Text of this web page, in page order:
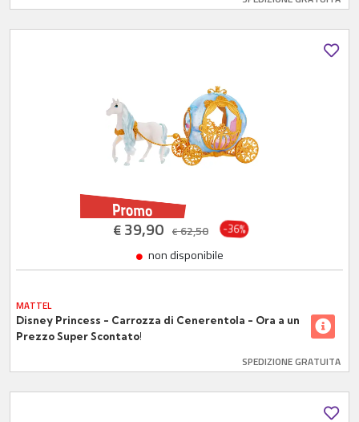
€39,90 €62,50 -36%
non disponibile
MATTEL
Disney Princess - Carrozza di Cenerentola - Ora a un
Prezzo Super Scontato!
SPEDIZIONE GRATUITA